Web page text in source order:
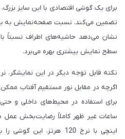
برای یک گوشی اقتصادی با این سایز
نشان می‌دهد حاشیه‌های اطراف نسبتاً
سطح نمایش بیشتری بهره می‌برد.
اگرچه در مقابل نور مستقیم آفتاب
برای استفاده در محیط‌های داخلی و
اینچی با نرخ 120 هرتز،